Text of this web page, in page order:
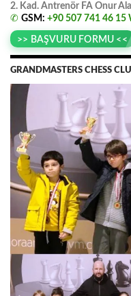
2. Kad. Antrenör FA Onur.
✆ GSM: +90 507 741 46 15
>> BAŞVURU FORMU <<
GRANDMASTERS CHESS